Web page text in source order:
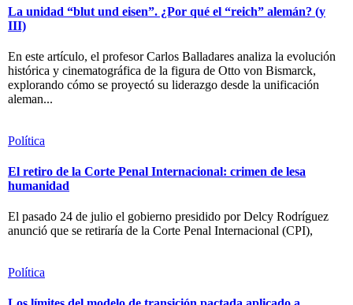
La unidad “blut und eisen”. ¿Por qué el “reich” alemán? (y
III)
En este artículo, el profesor Carlos Balladares analiza la evolución
histórica y cinematográfica de la figura de Otto von Bismarck,
explorando cómo se proyectó su liderazgo desde la unificación
aleman...
Política
El retiro de la Corte Penal Internacional: crimen de lesa
humanidad
El pasado 24 de julio el gobierno presidido por Delcy Rodríguez
anunció que se retiraría de la Corte Penal Internacional (CPI),
Política